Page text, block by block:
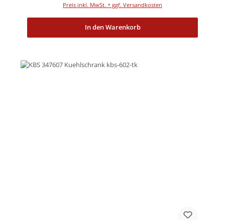
Preis inkl. MwSt. + ggf. Versandkosten
In den Warenkorb